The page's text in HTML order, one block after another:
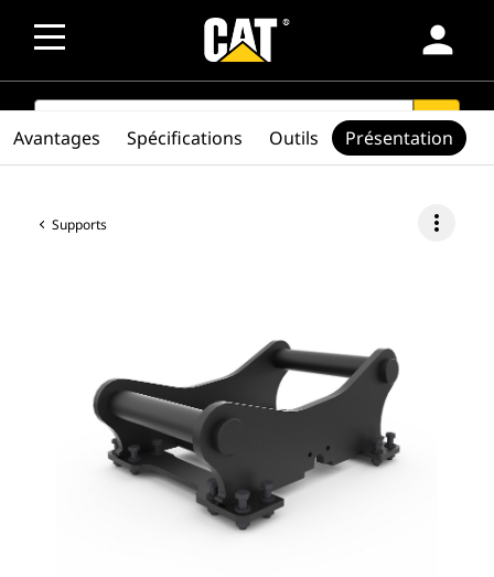
person
SEARCH search
Supports more_vert
Avantages Spécifications Outils Présentation